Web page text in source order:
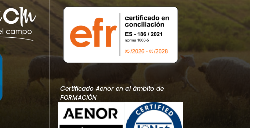
Certificado Aenor en el ámbito de
FORMACIÓN